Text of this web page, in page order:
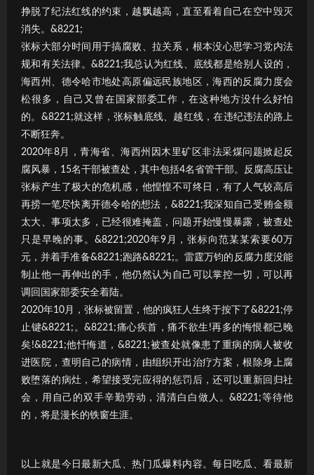
挣脱了纪法红线的约束，越飘越高，直至看着自己在空中毁灭
消失。&8221;
张标大部分时间用于搞腐败、拉关系，根本没心思学习党内法
规和有关法律。&8221;我总认为红线、底线都是给别人设的，
海西州、德令哈市地处高原偏远民族地区，海西的反腐力度会
松很多，自己又曾在国家部委工作，在这种地方没什么好怕
的。&8221;就这样，张标触底线、越红线，在违纪违法的路上
不断狂奔。
2020年8月，青海省、海西州因木里矿区非法采煤问题掀起反
腐风暴，15名干部被查处，其中包括4名省管干部。反腐高压让
张标产生了极大的危机感，他惶惶不可终日，有了人气较高后
再捞一笔尽快离开德令哈的想法，&8221;我深知自己受贿金额
太大、事项太多，已经很难掩盖，问题开始慢慢暴露，被查处
只是早晚的事。&8221;2020年9月，张标向范某某索要60万
元，并着手准备&8221;跑路&8221;。雷霆万钧的反腐力度没能
制止他一再伸出的手，他仍然认为自己可以掌控一切，可以再
调回国家部委安全着陆。
2020年10月，张标被留置，他的疯狂人生终于按下了&8221;停
止键&8221;。&8221;痛心疾首，痛不欲生!再多的悔恨都已晚
矣!&8221;他忏悔道，&8221;被查处就像患了重病的病人被收
进医院，查明自己的病情，由组织开出治疗方案，根除身上腐
败堕落的病灶，希望接受完应得的惩罚后，还可以重新回归社
会，用自己的双手辛勤劳动，清清白白做人。&8221;等待他
的，将是漫长的铁窗生涯。
以上就是今日最新大瓜、热门瓜爆料内容。每日吃瓜、看最新